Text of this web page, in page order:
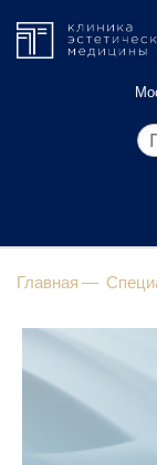
Главная